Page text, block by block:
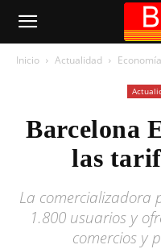
Inicio Actualidad Economía
Barcelona
las
La comercializadora
1.800 usuarios y
comercios y